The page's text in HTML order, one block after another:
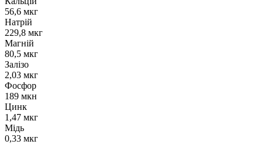
56,6 мкг
Натрій
229,8 мкг
Магній
80,5 мкг
Залізо
2,03 мкг
Фосфор
189 мкн
Цинк
1,47 мкг
Мідь
0,33 мкг